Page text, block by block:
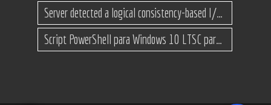
Server detected a logical consistency-based I/O error: incorrect pageid
Script PowerShell para Windows 10 LTSC para recuperar espacio